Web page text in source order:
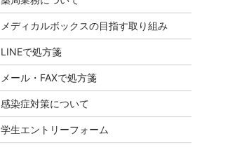
メディカルボックスの目指す取り組み
LINEで処方箋
メール・FAXで処方箋
感染症対策について
学生エントリーフォーム